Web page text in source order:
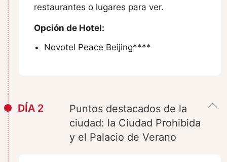
restaurantes o lugares para ver.
Opción de Hotel:
Novotel Peace Beijing****
DÍA 2
Puntos destacados de la
ciudad: la Ciudad Prohibida
y el Palacio de Verano